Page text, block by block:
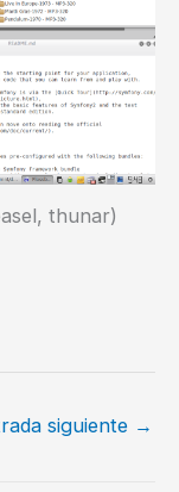
thunar)
siguiente →